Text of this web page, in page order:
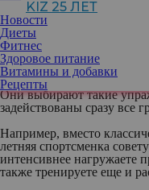
KIZ 25 ЛЕТ
Новости
Диеты
Фитнес
Здоровое питание
Витамины и добавки
Рецепты
поредения волос,
первый взгляд может
Ляйсан Утяшева всегда
и при этом стать
тела, нужно
Они выбирают такие
задействованы сразу все
Например, вместо
летняя спортсменка
интенсивнее
также тренируете еще и